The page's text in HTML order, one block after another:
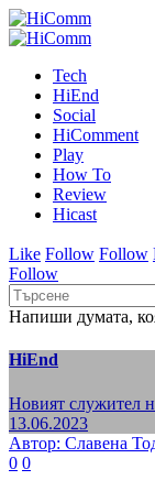
Tech
HiEnd
Social
HiComment
Play
How To
Review
Hicast
Like Follow Follow
Follow
Напиши думата,
HiEnd
Новият служител
13.06.2023
Автор: Славена
0 0